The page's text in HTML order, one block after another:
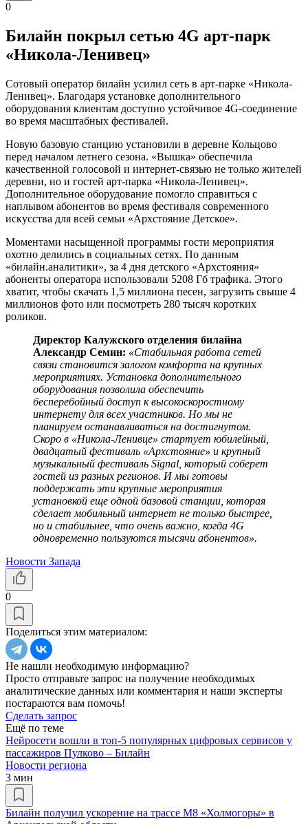
0
Билайн покрыл сетью 4G арт-парк
«Никола-Ленивец»
Сотовый оператор билайн усилил сеть в арт-парке «Никола-
Ленивец». Благодаря установке дополнительного
оборудования клиентам доступно устойчивое 4G-соединение
во время масштабных фестивалей.
Новую базовую станцию установили в деревне Кольцово
перед началом летнего сезона. «Вышка» обеспечила
качественной голосовой и интернет-связью не только жителей
деревни, но и гостей арт-парка «Никола-Ленивец».
Дополнительное оборудование помогло справиться с
наплывом абонентов во время фестиваля современного
искусства для всей семьи «Архстояние Детское».
Моментами насыщенной программы гости мероприятия
охотно делились в социальных сетях. По данным
«билайн.аналитики», за 4 дня детского «Архстояния»
абоненты оператора использовали 5208 Гб трафика. Этого
хватит, чтобы скачать 1,5 миллиона песен, загрузить свыше 4
миллионов фото или посмотреть 280 тысяч коротких
роликов.
Директор Калужского отделения билайна
Александр Семин: «Стабильная работа сетей
связи становится залогом комфорта на крупных
мероприятиях. Установка дополнительного
оборудования позволила обеспечить
бесперебойный доступ к высокоскоростному
интернету для всех участников. Но мы не
планируем останавливаться на достигнутом.
Скоро в «Никола-Ленивце» стартует юбилейный,
двадцатый фестиваль «Архстояние» и крупный
музыкальный фестиваль Signal, который соберет
гостей из разных регионов. И мы готовы
поддержать эти крупные мероприятия
установкой еще одной базовой станции, которая
сделает мобильный интернет не только быстрее,
но и стабильнее, что очень важно, когда 4G
одновременно пользуются тысячи абонентов».
Новости Запада
0
Поделиться этим материалом:
Не нашли необходимую информацию?
Просто отправьте запрос на получение необходимых
аналитические данных или комментария и наши эксперты
постараются вам помочь!
Сделать запрос
Ещё по теме
Нейросети вошли в топ-5 популярных цифровых сервисов у
пассажиров Пулково – Билайн
Новости региона
3 мин
Билайн получил ускорение на трассе М8 «Холмогоры» в